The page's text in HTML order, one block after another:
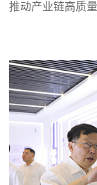
推动产业链高质